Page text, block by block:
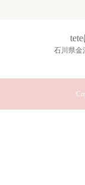
石川県